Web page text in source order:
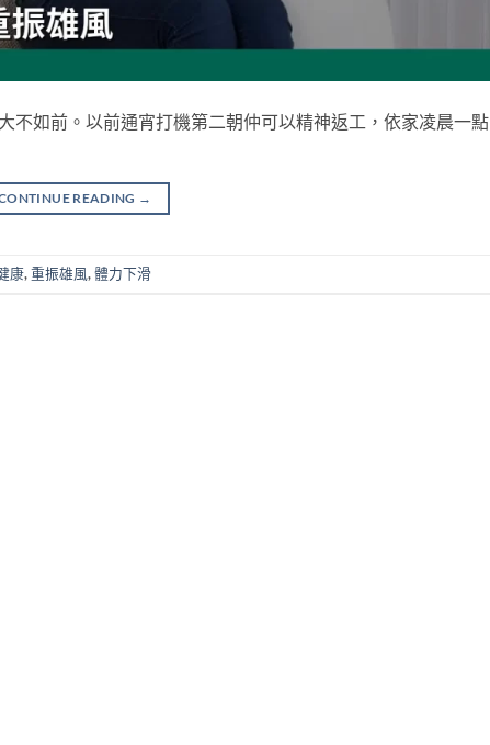
如前。以前通宵打機第二朝仲可以精神返工，依家凌晨一點
READING →
康,重振雄風,體力下滑